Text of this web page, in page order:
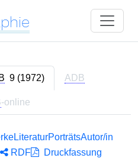
9 (1972) ADB
-online
LiteraturPorträtsAutor/in
RDF
Druckfassung